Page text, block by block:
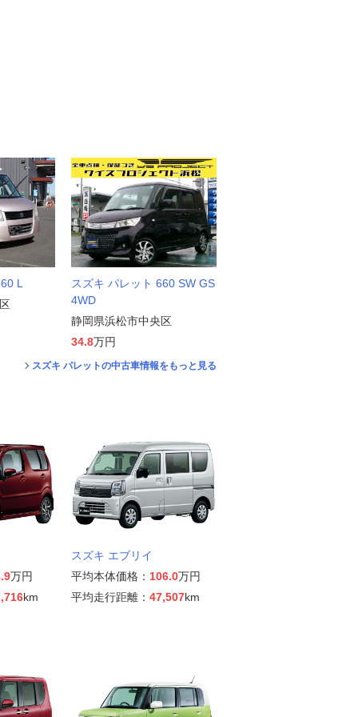
L
スズキ パレット 660 SW GS
4WD
静岡県浜松市中央区
34.8万円
スズキ パレットの中古車情報をもっと見る
万円
km
スズキ エブリイ
平均本体価格： 106.0万円
平均走行距離： 47,507km